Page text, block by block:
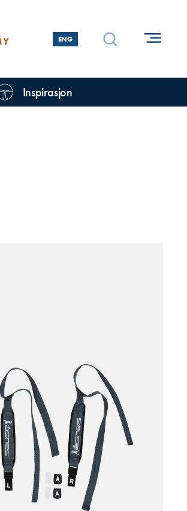
ENG
Inspirasjon